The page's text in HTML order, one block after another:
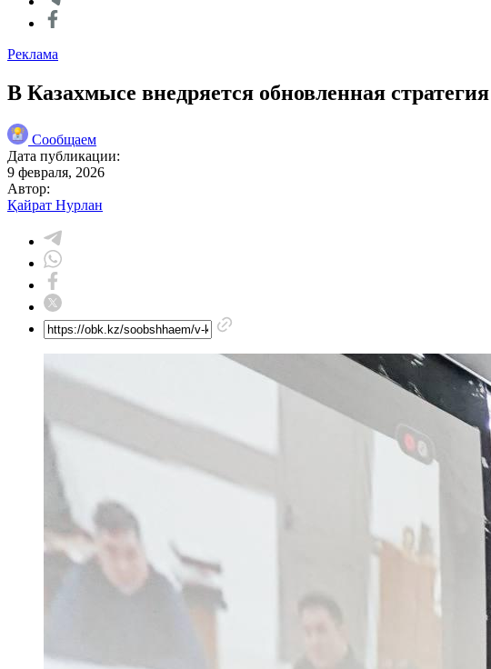
Реклама
В Казахмысе внедряется обновленная
Сообщаем
Дата публикации:
9 февраля, 2026
Автор:
Қайрат Нурлан